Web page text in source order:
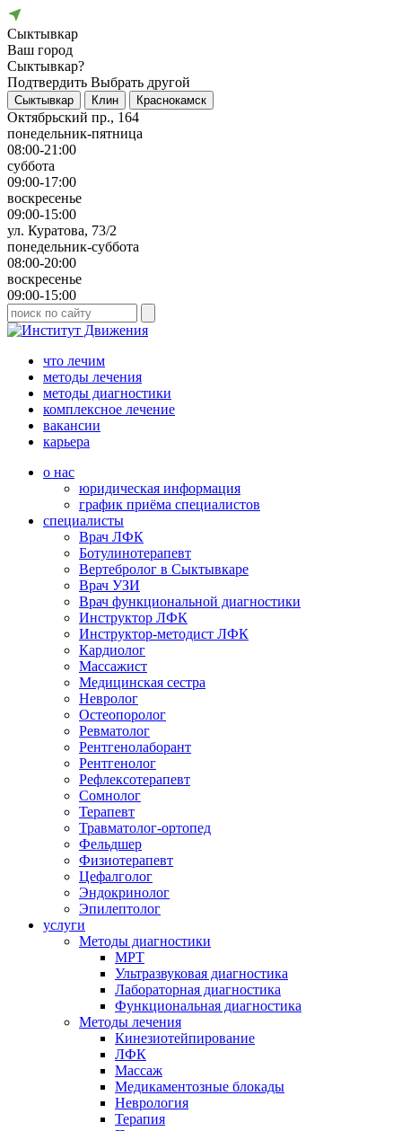
Сыктывкар
Ваш город
Сыктывкар?
Подтвердить Выбрать другой
Сыктывкар Клин Краснокамск
Октябрьский пр., 164
понедельник-пятница
08:00-21:00
суббота
09:00-17:00
воскресенье
09:00-15:00
ул. Куратова, 73/2
понедельник-суббота
08:00-20:00
воскресенье
09:00-15:00
что лечим
методы лечения
методы диагностики
комплексное лечение
вакансии
карьера
о нас
юридическая информация
график приёма специалистов
специалисты
Врач ЛФК
Ботулинотерапевт
Вертебролог в Сыктывкаре
Врач УЗИ
Врач функциональной диагностики
Инструктор ЛФК
Инструктор-методист ЛФК
Кардиолог
Массажист
Медицинская сестра
Невролог
Остеопоролог
Ревматолог
Рентгенолаборант
Рентгенолог
Рефлексотерапевт
Сомнолог
Терапевт
Травматолог-ортопед
Фельдшер
Физиотерапевт
Цефалголог
Эндокринолог
Эпилептолог
услуги
Методы диагностики
МРТ
Ультразвуковая диагностика
Лабораторная диагностика
Функциональная диагностика
Методы лечения
Кинезиотейпирование
ЛФК
Массаж
Медикаментозные блокады
Неврология
Терапия